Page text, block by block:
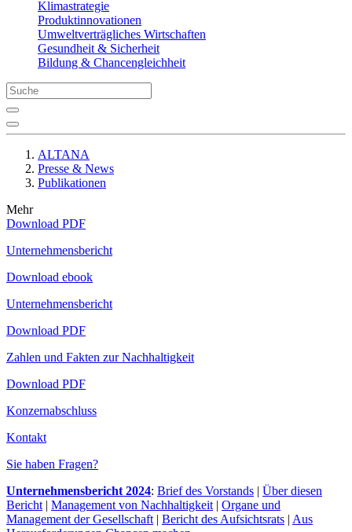
Klimastrategie
Produktinnovationen
Umweltverträgliches Wirtschaften
Gesundheit & Sicherheit
Bildung & Chancengleichheit
ALTANA
Presse & News
Publikationen
Mehr
Download PDF
Unternehmensbericht
Download ebook
Unternehmensbericht
Download PDF
Zahlen und Fakten zur Nachhaltigkeit
Download PDF
Konzernabschluss
Kontakt
Sie haben Fragen?
Unternehmensbericht 2024: Brief des Vorstands | Über diesen
Bericht | Management von Nachhaltigkeit | Organe und
Management der Gesellschaft | Bericht des Aufsichtsrats | Aus